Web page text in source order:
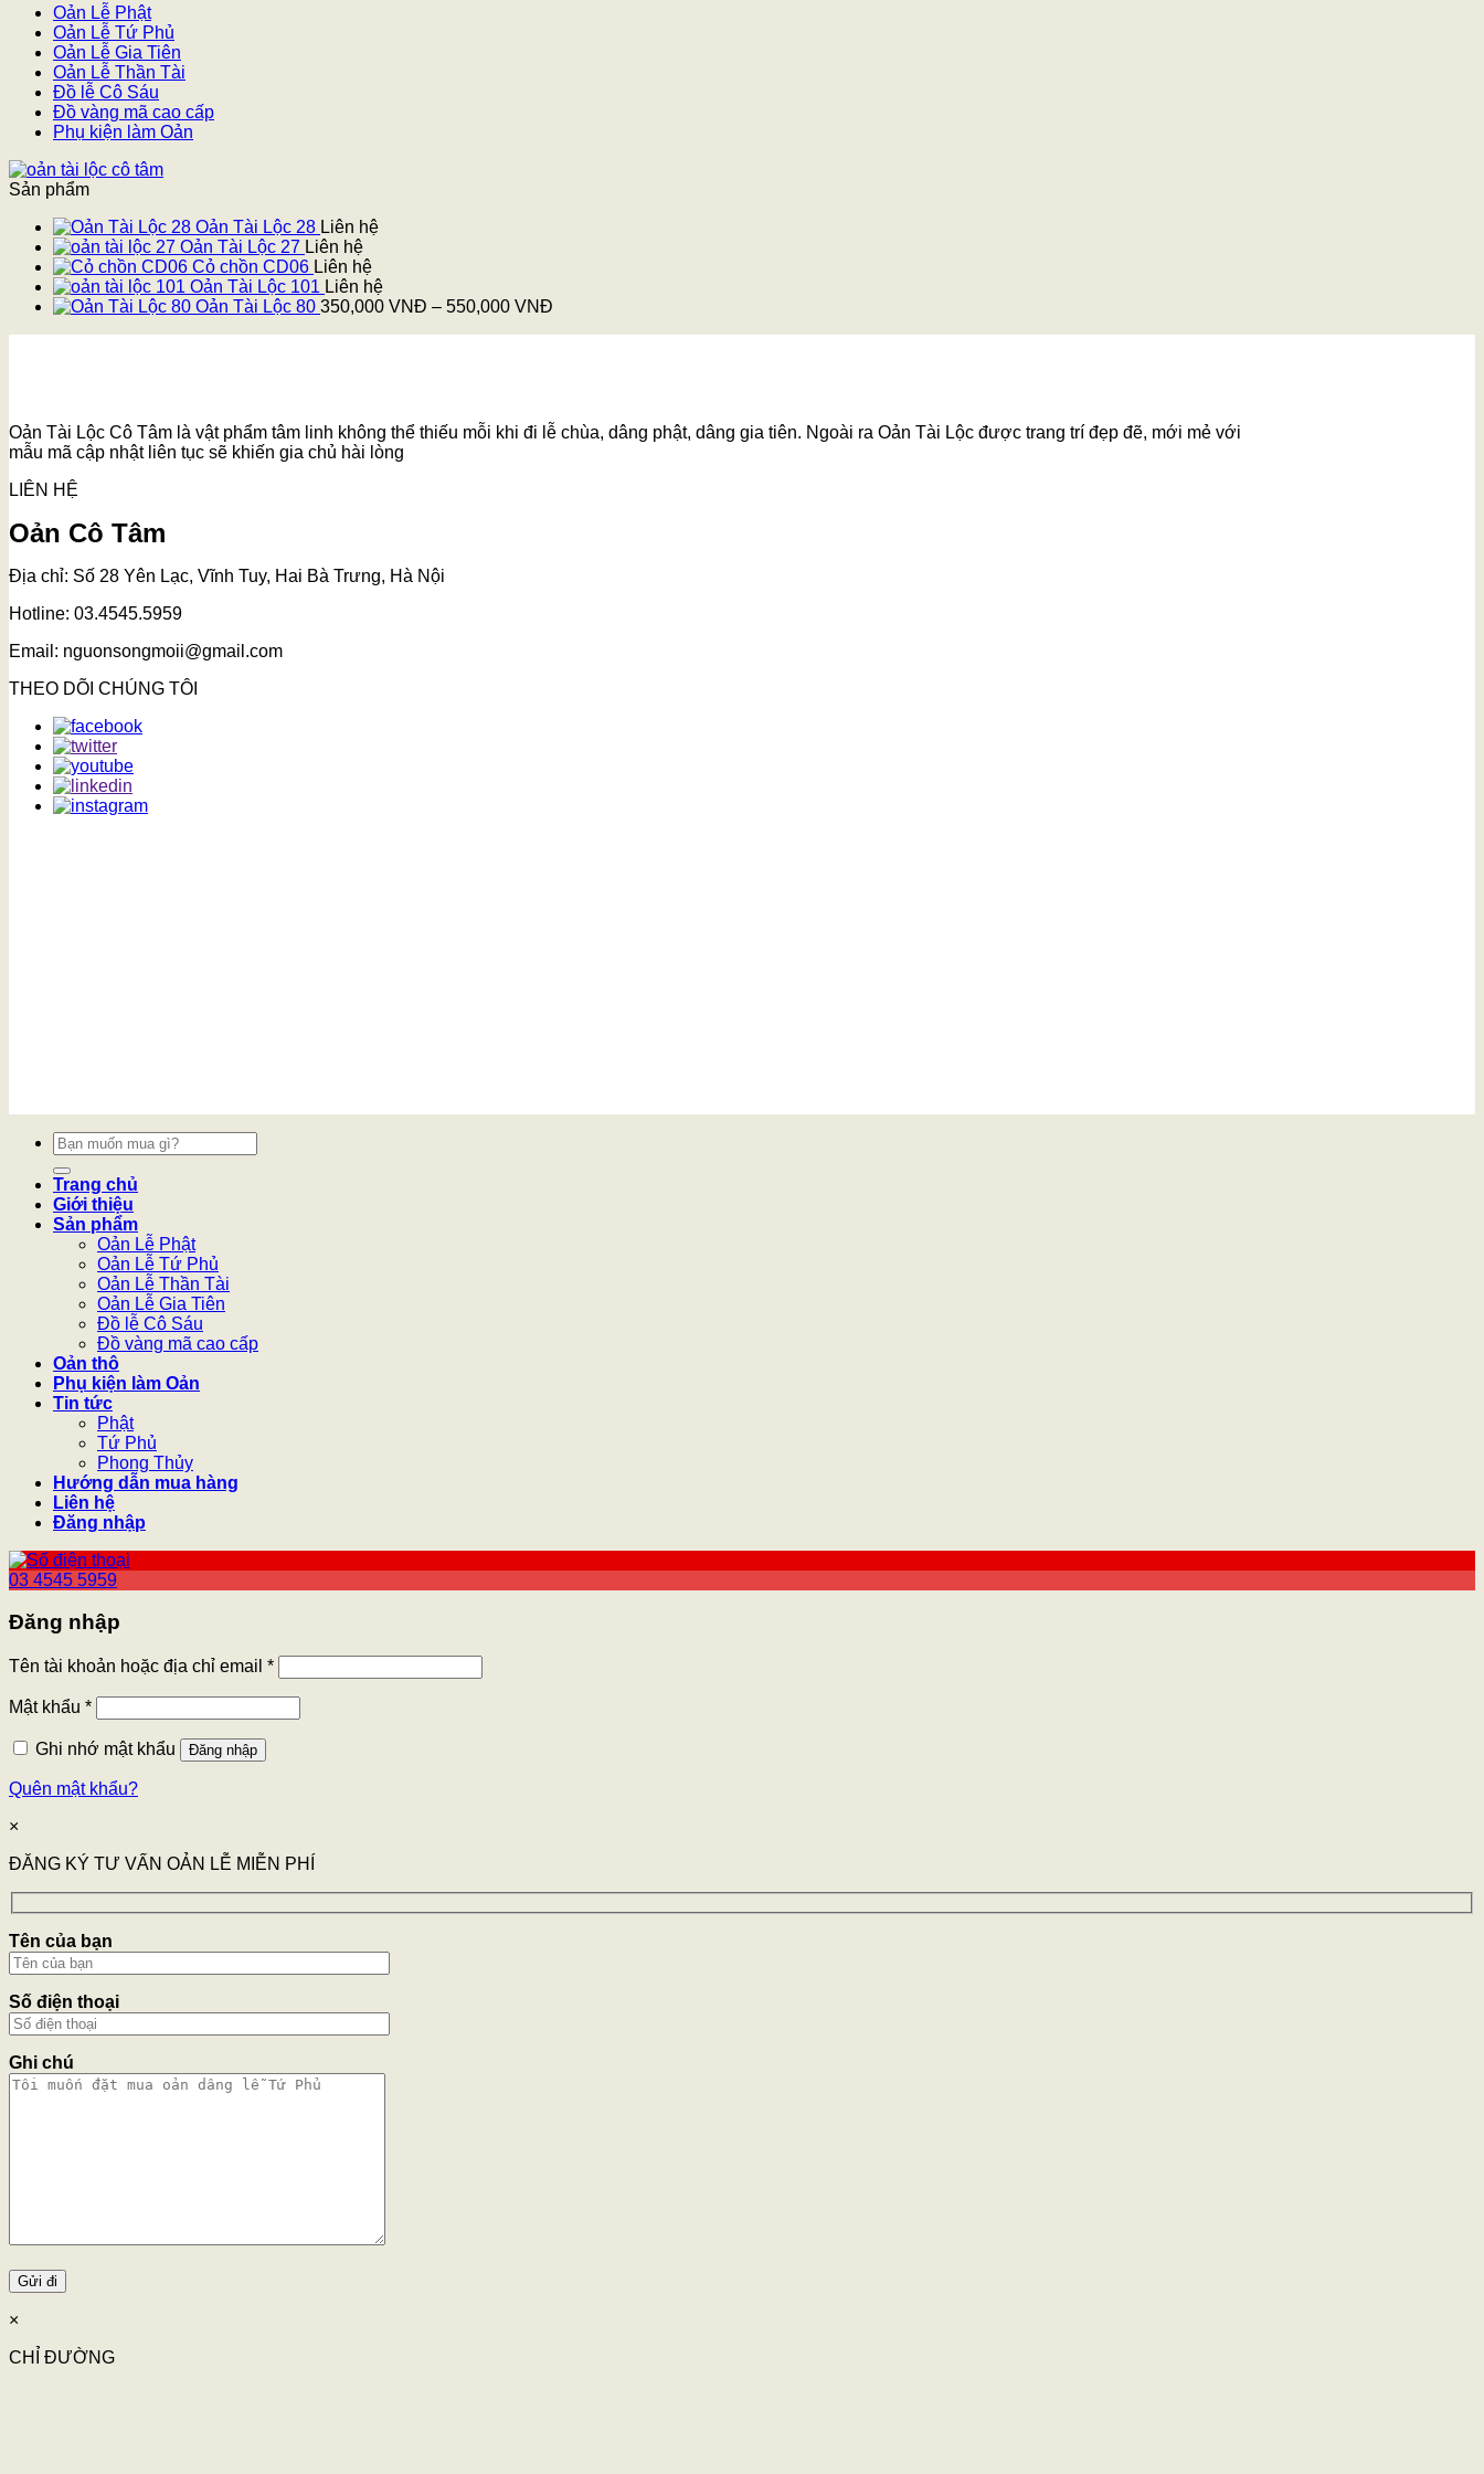
Oản Lễ Phật
Oản Lễ Tứ Phủ
Oản Lễ Gia Tiên
Oản Lễ Thần Tài
Đồ lễ Cô Sáu
Đồ vàng mã cao cấp
Phụ kiện làm Oản
Sản phẩm
Oản Tài Lộc 28 Liên hệ
Oản Tài Lộc 27 Liên hệ
Cỏ chồn CD06 Liên hệ
Oản Tài Lộc 101 Liên hệ
Oản Tài Lộc 80 350,000 VNĐ – 550,000 VNĐ
Oản Tài Lộc Cô Tâm là vật phẩm tâm linh không thể thiếu mỗi khi đi lễ chùa, dâng phật, dâng gia tiên. Ngoài ra Oản Tài Lộc được trang trí đẹp đẽ, mới mẻ với
mẫu mã cập nhật liên tục sẽ khiến gia chủ hài lòng
LIÊN HỆ
Oản Cô Tâm
Địa chỉ: Số 28 Yên Lạc, Vĩnh Tuy, Hai Bà Trưng, Hà Nội
Hotline: 03.4545.5959
Email: nguonsongmoii@gmail.com
THEO DÕI CHÚNG TÔI
Tìm
kiếm:
Trang chủ
Giới thiệu
Sản phẩm
Oản Lễ Phật
Oản Lễ Tứ Phủ
Oản Lễ Thần Tài
Oản Lễ Gia Tiên
Đồ lễ Cô Sáu
Đồ vàng mã cao cấp
Oản thô
Phụ kiện làm Oản
Tin tức
Phật
Tứ Phủ
Phong Thủy
Hướng dẫn mua hàng
Liên hệ
Đăng nhập
03 4545 5959
Đăng nhập
Tên tài khoản hoặc địa chỉ email *
Mật khẩu *
Ghi nhớ mật khẩu Đăng nhập
Quên mật khẩu?
×
ĐĂNG KÝ TƯ VẤN OẢN LỄ MIỄN PHÍ
Tên của bạn
Số điện thoại
Ghi chú
×
CHỈ ĐƯỜNG